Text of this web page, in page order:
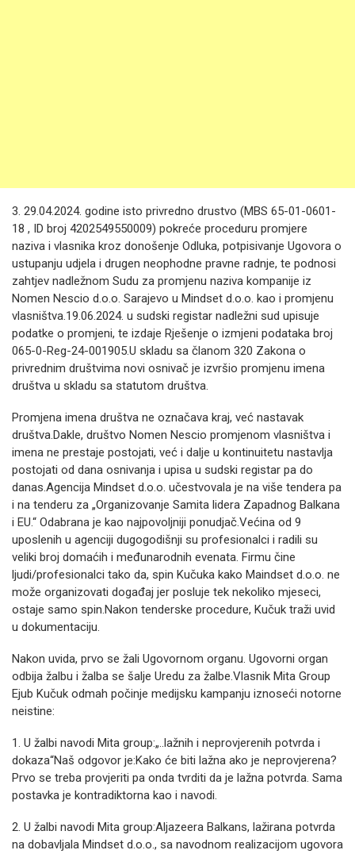
3. 29.04.2024. godine isto privredno drustvo (MBS 65-01-0601-
18 , ID broj 4202549550009) pokreće proceduru promjere
naziva i vlasnika kroz donošenje Odluka, potpisivanje Ugovora o
ustupanju udjela i drugen neophodne pravne radnje, te podnosi
zahtjev nadležnom Sudu za promjenu naziva kompanije iz
Nomen Nescio d.o.o. Sarajevo u Mindset d.o.o. kao i promjenu
vlasništva.19.06.2024. u sudski registar nadležni sud upisuje
podatke o promjeni, te izdaje Rješenje o izmjeni podataka broj
065-0-Reg-24-001905.U skladu sa članom 320 Zakona o
privrednim društvima novi osnivač je izvršio promjenu imena
društva u skladu sa statutom društva.
Promjena imena društva ne označava kraj, već nastavak
društva.Dakle, društvo Nomen Nescio promjenom vlasništva i
imena ne prestaje postojati, već i dalje u kontinuitetu nastavlja
postojati od dana osnivanja i upisa u sudski registar pa do
danas.Agencija Mindset d.o.o. učestvovala je na više tendera pa
i na tenderu za „Organizovanje Samita lidera Zapadnog Balkana
i EU.“ Odabrana je kao najpovoljniji ponudjač.Većina od 9
uposlenih u agenciji dugogodišnji su profesionalci i radili su
veliki broj domaćih i međunarodnih evenata. Firmu čine
ljudi/profesionalci tako da, spin Kučuka kako Maindset d.o.o. ne
može organizovati događaj jer posluje tek nekoliko mjeseci,
ostaje samo spin.Nakon tenderske procedure, Kučuk traži uvid
u dokumentaciju.
Nakon uvida, prvo se žali Ugovornom organu. Ugovorni organ
odbija žalbu i žalba se šalje Uredu za žalbe.Vlasnik Mita Group
Ejub Kučuk odmah počinje medijsku kampanju iznoseći notorne
neistine:
1. U žalbi navodi Mita group:„..lažnih i neprovjerenih potvrda i
dokaza“Naš odgovor je:Kako će biti lažna ako je neprovjerena?
Prvo se treba provjeriti pa onda tvrditi da je lažna potvrda. Sama
postavka je kontradiktorna kao i navodi.
2. U žalbi navodi Mita group:Aljazeera Balkans, lažirana potvrda
na dobavljala Mindset d.o.o., sa navodnom realizacijom ugovora